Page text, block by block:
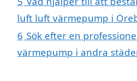
luft luft värmepump i
6 Sök efter en
värmepump i andra